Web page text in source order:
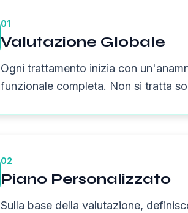
01
Valutazione Globale
Ogni trattamento inizia con
funzionale completa. Non si tratta
02
Piano Personalizzato
Sulla base della valutazione,